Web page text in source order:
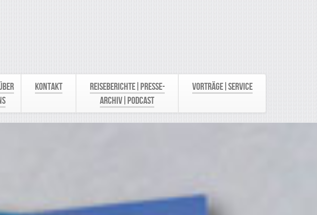
Kontakt
Reiseberichte|Presse-
Archiv|Podcast
Vorträge|Service